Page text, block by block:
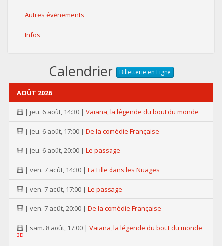
Autres événements
Infos
Calendrier Billetterie en Ligne
AOÛT 2026
| jeu. 6 août, 14:30 | Vaiana, la légende du bout du monde
| jeu. 6 août, 17:00 | De la comédie Française
| jeu. 6 août, 20:00 | Le passage
| ven. 7 août, 14:30 | La Fille dans les Nuages
| ven. 7 août, 17:00 | Le passage
| ven. 7 août, 20:00 | De la comédie Française
| sam. 8 août, 17:00 | Vaiana, la légende du bout du monde
3D